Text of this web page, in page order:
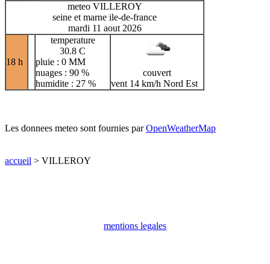
meteo VILLEROY
seine et marne ile-de-france
mardi 11 aout 2026
18 h
temperature
30.8 C
pluie : 0 MM
nuages : 90 %
humidite : 27 %
couvert
vent 14 km/h Nord Est
Les donnees meteo sont fournies parOpenWeatherMap
accueil > VILLEROY
mentions legales